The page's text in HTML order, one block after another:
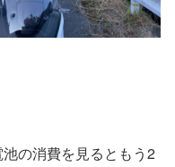
の消費を見るともう2